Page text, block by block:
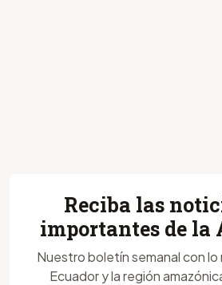
Reciba las
importantes de la
Nuestro boletín semanal con
Ecuador y la región